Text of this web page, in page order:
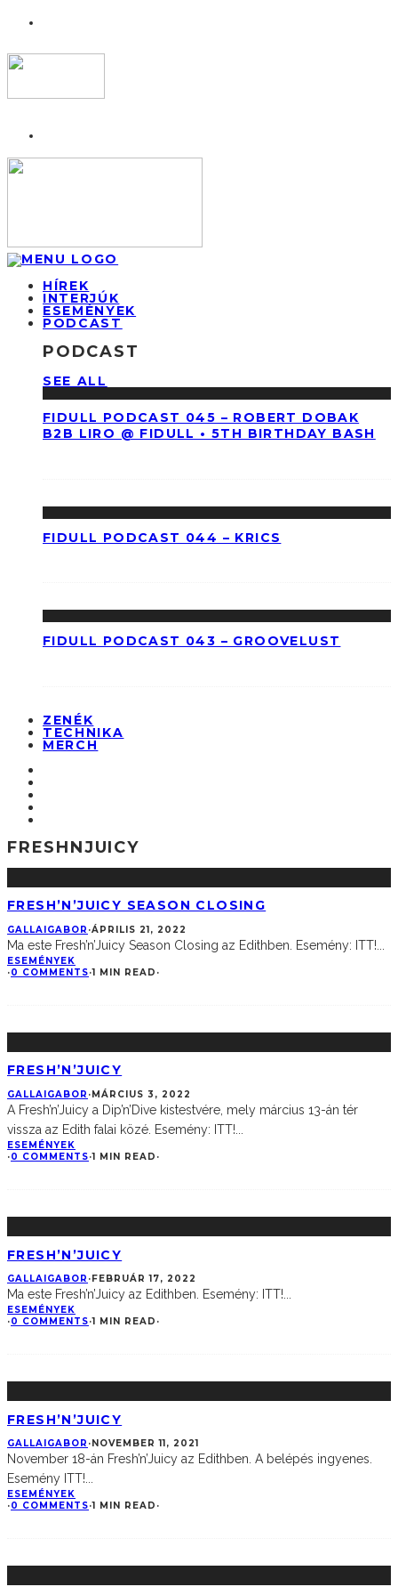
HÍREK
INTERJÚK
ESEMÉNYEK
PODCAST
PODCAST
SEE ALL
FIDULL PODCAST 045 – ROBERT DOBAK
B2B LIRO @ FIDULL • 5TH BIRTHDAY BASH
FIDULL PODCAST 044 – KRICS
FIDULL PODCAST 043 – GROOVELUST
ZENÉK
TECHNIKA
MERCH
FRESHNJUICY
FRESH’N’JUICY SEASON CLOSING
GALLAIGABOR ·ÁPRILIS 21, 2022
Ma este Fresh’n’Juicy Season Closing az Edithben. Esemény: ITT!
ESEMÉNYEK
·0 COMMENTS·1 MIN READ ·
FRESH’N’JUICY
GALLAIGABOR ·MÁRCIUS 3, 2022
A Fresh’n’Juicy a Dip’n’Dive kistestvére, mely március 13-án tér
vissza az Edith falai közé. Esemény: ITT!
ESEMÉNYEK
·0 COMMENTS·1 MIN READ ·
FRESH’N’JUICY
GALLAIGABOR · FEBRUÁR 17, 2022
Ma este Fresh’n’Juicy az Edithben. Esemény: ITT!...
ESEMÉNYEK
·0 COMMENTS·1 MIN READ ·
FRESH’N’JUICY
GALLAIGABOR · NOVEMBER 11, 2021
November 18-án Fresh’n’Juicy az Edithben. A belépés ingyenes.
Esemény ITT!...
ESEMÉNYEK
·0 COMMENTS·1 MIN READ ·